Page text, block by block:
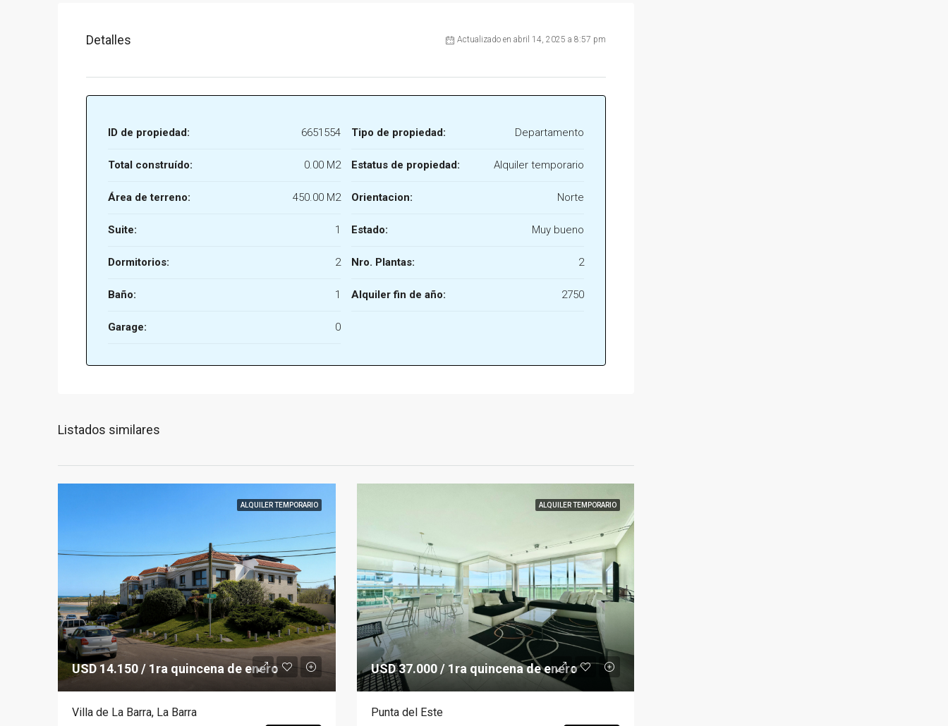
Detalles Actualizado en abril 14, 2025 a 8:57 pm
ID de propiedad: 6651554
Total construído: 0.00 M2
Área de terreno: 450.00 M2
Suite: 1
Dormitorios: 2
Baño: 1
Garage: 0
Tipo de propiedad: Departamento
Estatus de propiedad: Alquiler temporario
Orientacion: Norte
Estado: Muy bueno
Nro. Plantas: 2
Alquiler fin de año: 2750
Listados similares
ALQUILER TEMPORARIO
USD 14.150 / 1ra quincena de enero
Villa de La Barra, La Barra
ALQUILER TEMPORARIO
USD 37.000 / 1ra quincena de enero
Punta del Este